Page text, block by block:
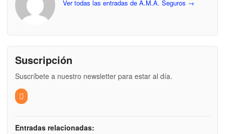
Ver todas las entradas de A.M.A. Seguros →
Suscripción
Suscríbete a nuestro newsletter para estar al día.
Entradas relacionadas: